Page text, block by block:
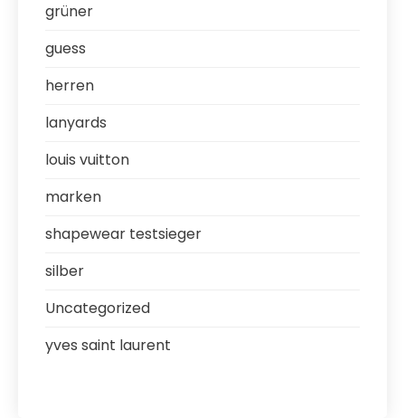
grüner
guess
herren
lanyards
louis vuitton
marken
shapewear testsieger
silber
Uncategorized
yves saint laurent